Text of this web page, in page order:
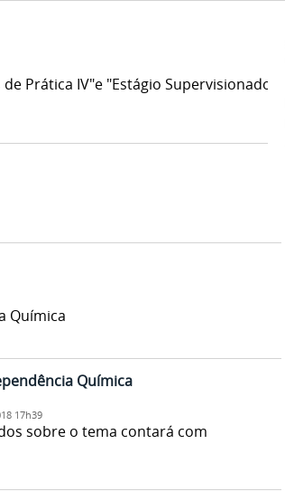
Prática IV"e "Estágio Supervisionado"
Química
Química
17h39
sobre o tema contará com